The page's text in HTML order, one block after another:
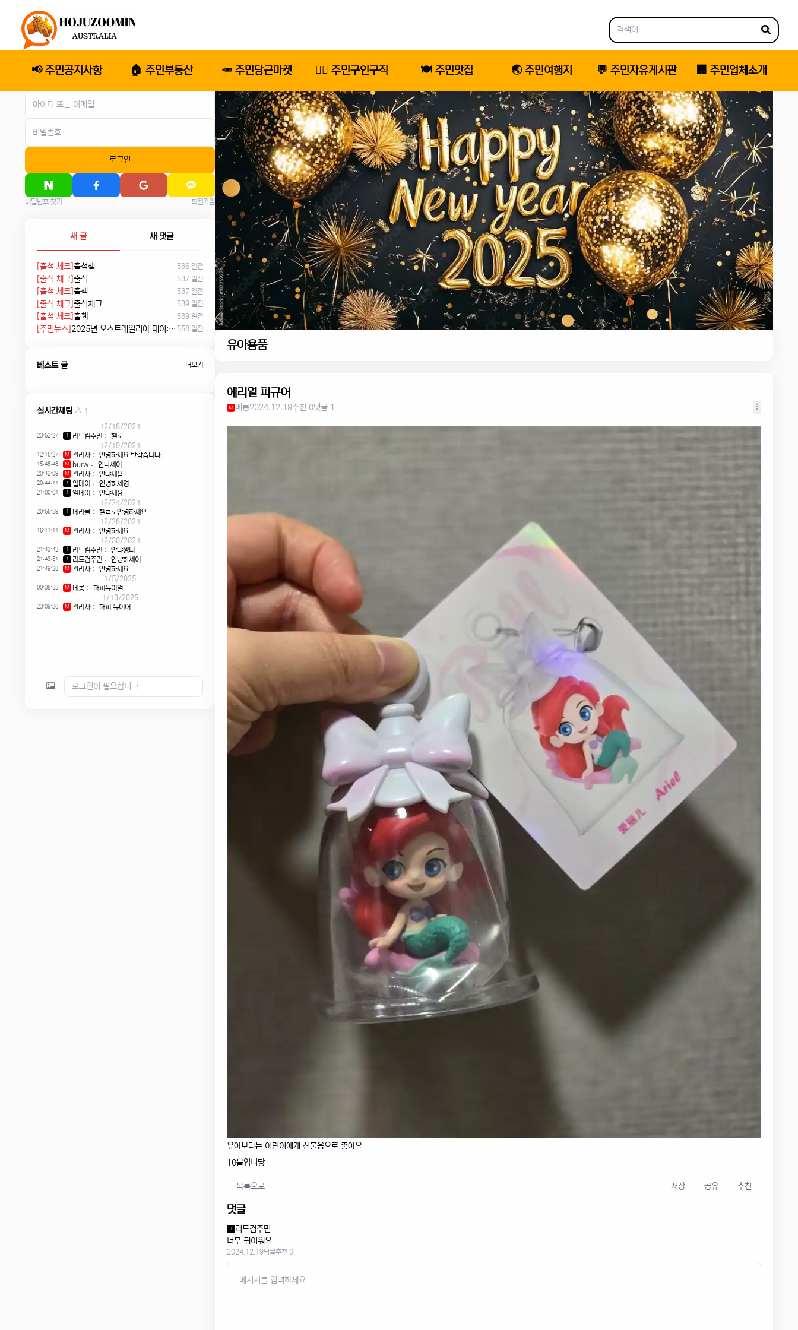
📢 주민공지사항 🏠 주민부동산 🥕 주민당근마켓 🕵️‍♂️ 주민구인구직 🍽️ 주민맛집 🌏 주민여행지 💬 주민자유게시판 🏢 주민업체소개
로그인
비밀번호 찾기 회원가입
새 글 새 댓글
[출석 체크] 출석쳌 536 일전
[출석 체크] 출석 537 일전
[출석 체크] 출첵 537 일전
[출석 체크] 출석체크 539 일전
[출석 체크] 출췍 539 일전
[주민뉴스] 2025년 오스트레일리아 데이: 침략의 날 시위에서 시민권 선서, 피크닉까지 558 일전
베스트 글 더보기
실시간채팅
1
12/18/2024
23:52:27 1 리드컴주민 :
헬로
12/19/2024
12:15:27 M 관리자: 안녕하세요 반갑습니다.
15:46:48 M burw : 안냐세여
20:42:09 M 관리자: 안냐세욤
20:44:11 1 일메이 : 안녕하세영
21:00:01 1 일메이 :
안냐세용
12/24/2024
20:56:59 1 메리클:
헬ㄹ로안녕하세요
12/28/2024
16:11:11 M 관리자:
안녕하세요
12/30/2024
21:43:42 1 리드컴주민 : 안냐셍너
21:43:51 1 리드컴주민 : 안냥하세여
21:49:28 M 관리자:
안녕하세요
1/5/2025
00:38:53 M 메롱:
해피뉴이얼
1/13/2025
23:09:36 M 관리자: 해피 뉴이어
유아용품
에리얼 피규어
M 메롱2024.12.19추천 0댓글 1
유아보다는 어린이에게 선물용으로 좋아요
10불입니당
목록으로 저장 공유 추천
댓글
1 리드컴주민
너무 귀여워요
2024.12.19답글추천 0